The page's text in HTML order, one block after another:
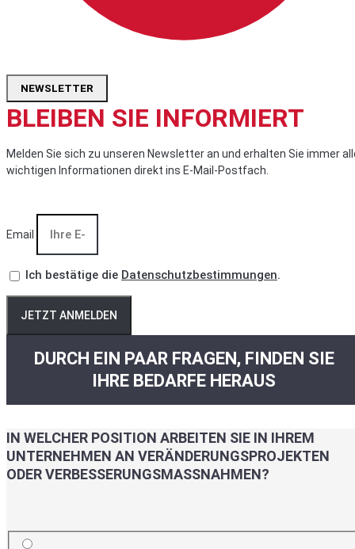
NEWSLETTER
BLEIBEN SIE INFORMIERT
Melden Sie sich zu unseren Newsletter an und erhalten Sie immer
wichtigen Informationen direkt ins E-Mail-Postfach.
Email
Ich bestätige die Datenschutzbestimmungen.
JETZT ANMELDEN
DURCH EIN PAAR FRAGEN, FINDEN SIE
IHRE BEDARFE HERAUS
IN WELCHER POSITION ARBEITEN SIE IN IHREM
UNTERNEHMEN AN VERÄNDERUNGSPROJEKTEN
ODER VERBESSERUNGSMASSNAHMEN?